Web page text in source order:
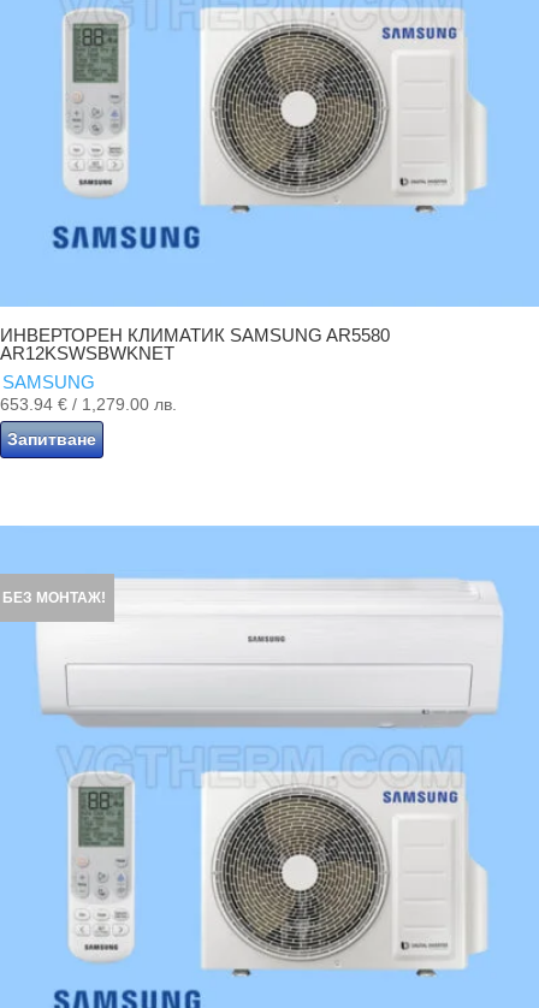
ИНВЕРТОРЕН КЛИМАТИК SAMSUNG AR5580
AR12KSWSBWKNET
SAMSUNG
653.94 € / 1,279.00 лв.
Запитване
БЕЗ МОНТАЖ!